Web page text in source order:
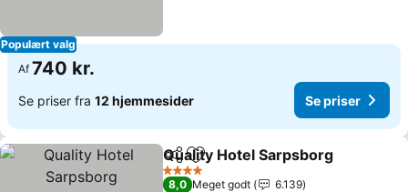
Populært valg
Af 740 kr.
Se priser fra 12 hjemmesider Se priser
Del Føj til favoritter
Quality Hotel Sarpsborg
4 Stjerner
8,0 Meget godt
6.139